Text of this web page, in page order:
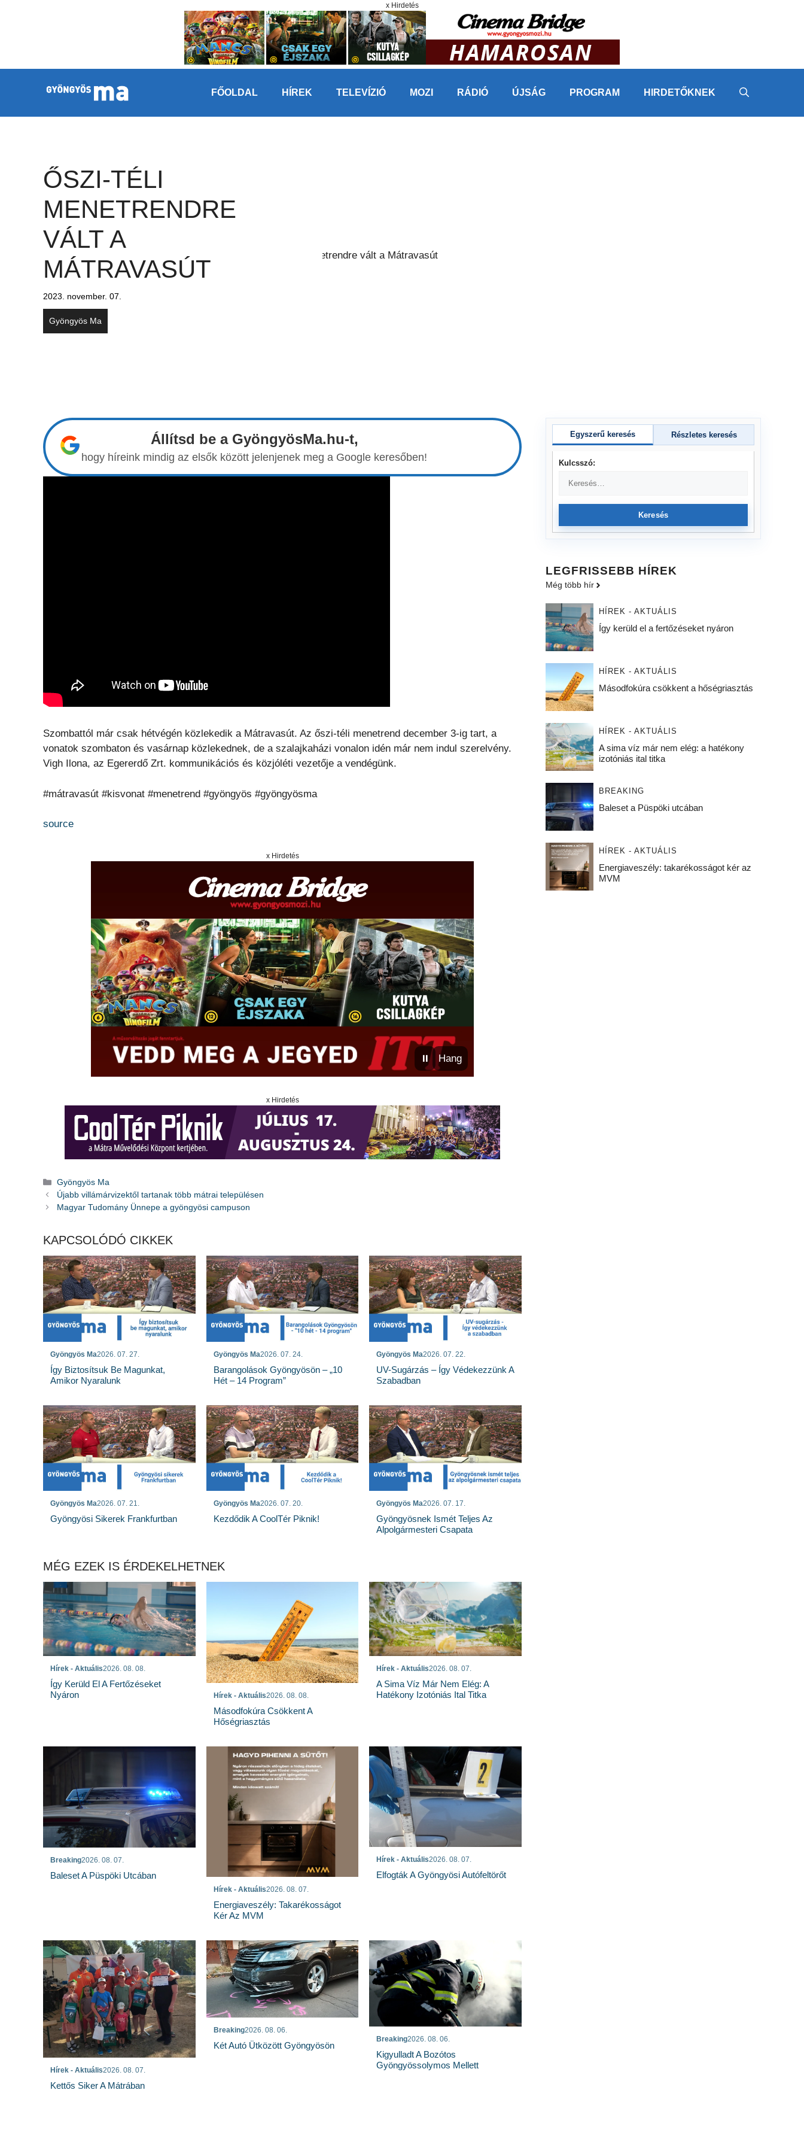
x Hirdetés
FŐOLDAL HÍREK TELEVÍZIÓ MOZI RÁDIÓ ÚJSÁG PROGRAM HIRDETŐKNEK
ŐSZI-TÉLI
MENETRENDRE
VÁLT A
MÁTRAVASÚT
2023. november. 07.
Gyöngyös Ma
Állítsd be a GyöngyösMa.hu-t,
hogy híreink mindig az elsők között jelenjenek meg a Google keresőben!
Szombattól már csak hétvégén közlekedik a Mátravasút. Az őszi-téli menetrend december 3-ig tart, a
vonatok szombaton és vasárnap közlekednek, de a szalajkaházi vonalon idén már nem indul szerelvény.
Vigh Ilona, az Egererdő Zrt. kommunikációs és közjóléti vezetője a vendégünk.
#mátravasút #kisvonat #menetrend #gyöngyös #gyöngyösma
source
x Hirdetés
⏸ Hang
x Hirdetés
Kategória
Gyöngyös Ma
Újabb villámárvizektől tartanak több mátrai településen
Magyar Tudomány Ünnepe a gyöngyösi campuson
KAPCSOLÓDÓ CIKKEK
Gyöngyös Ma2026. 07. 27.
Így Biztosítsuk Be Magunkat,
Amikor Nyaralunk
Gyöngyös Ma2026. 07. 24.
Barangolások Gyöngyösön – „10
Hét – 14 Program”
Gyöngyös Ma2026. 07. 22.
UV-Sugárzás – Így Védekezzünk A
Szabadban
Gyöngyös Ma2026. 07. 21.
Gyöngyösi Sikerek Frankfurtban
Gyöngyös Ma2026. 07. 20.
Kezdődik A CoolTér Piknik!
Gyöngyös Ma2026. 07. 17.
Gyöngyösnek Ismét Teljes Az
Alpolgármesteri Csapata
MÉG EZEK IS ÉRDEKELHETNEK
Hírek - Aktuális2026. 08. 08.
Így Kerüld El A Fertőzéseket
Nyáron
Hírek - Aktuális2026. 08. 08.
Másodfokúra Csökkent A
Hőségriasztás
Hírek - Aktuális2026. 08. 07.
A Sima Víz Már Nem Elég: A
Hatékony Izotóniás Ital Titka
Breaking2026. 08. 07.
Baleset A Püspöki Utcában
Hírek - Aktuális2026. 08. 07.
Energiaveszély: Takarékosságot
Kér Az MVM
Hírek - Aktuális2026. 08. 07.
Elfogták A Gyöngyösi Autófeltörőt
Hírek - Aktuális2026. 08. 07.
Kettős Siker A Mátrában
Breaking2026. 08. 06.
Két Autó Ütközött Gyöngyösön
Breaking2026. 08. 06.
Kigyulladt A Bozótos
Gyöngyössolymos Mellett
Egyszerű keresés Részletes keresés
Kulcsszó:
Keresés
LEGFRISSEBB HÍREK
Még több hír
HÍREK - AKTUÁLIS
Így kerüld el a fertőzéseket nyáron
HÍREK - AKTUÁLIS
Másodfokúra csökkent a hőségriasztás
HÍREK - AKTUÁLIS
A sima víz már nem elég: a hatékony
izotóniás ital titka
BREAKING
Baleset a Püspöki utcában
HÍREK - AKTUÁLIS
Energiaveszély: takarékosságot kér az
MVM